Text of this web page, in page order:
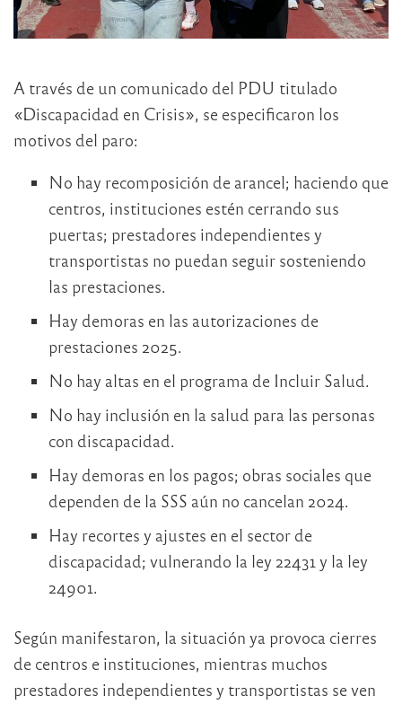
A través de un comunicado del PDU titulado
«Discapacidad en Crisis», se especificaron los
motivos del paro:
No hay recomposición de arancel; haciendo que
centros, instituciones estén cerrando sus
puertas; prestadores independientes y
transportistas no puedan seguir sosteniendo
las prestaciones.
Hay demoras en las autorizaciones de
prestaciones 2025.
No hay altas en el programa de Incluir Salud.
No hay inclusión en la salud para las personas
con discapacidad.
Hay demoras en los pagos; obras sociales que
dependen de la SSS aún no cancelan 2024.
Hay recortes y ajustes en el sector de
discapacidad; vulnerando la ley 22431 y la ley
24901.
Según manifestaron, la situación ya provoca cierres
de centros e instituciones, mientras muchos
prestadores independientes y transportistas se ven